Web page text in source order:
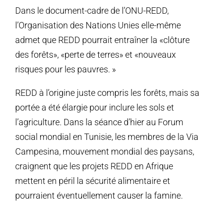
Dans le document-cadre de l’ONU-REDD,
l’Organisation des Nations Unies elle-même
admet que REDD pourrait entraîner la «clôture
des forêts», «perte de terres» et «nouveaux
risques pour les pauvres. »
REDD à l’origine juste compris les forêts, mais sa
portée a été élargie pour inclure les sols et
l’agriculture. Dans la séance d’hier au Forum
social mondial en Tunisie, les membres de la Via
Campesina, mouvement mondial des paysans,
craignent que les projets REDD en Afrique
mettent en péril la sécurité alimentaire et
pourraient éventuellement causer la famine.